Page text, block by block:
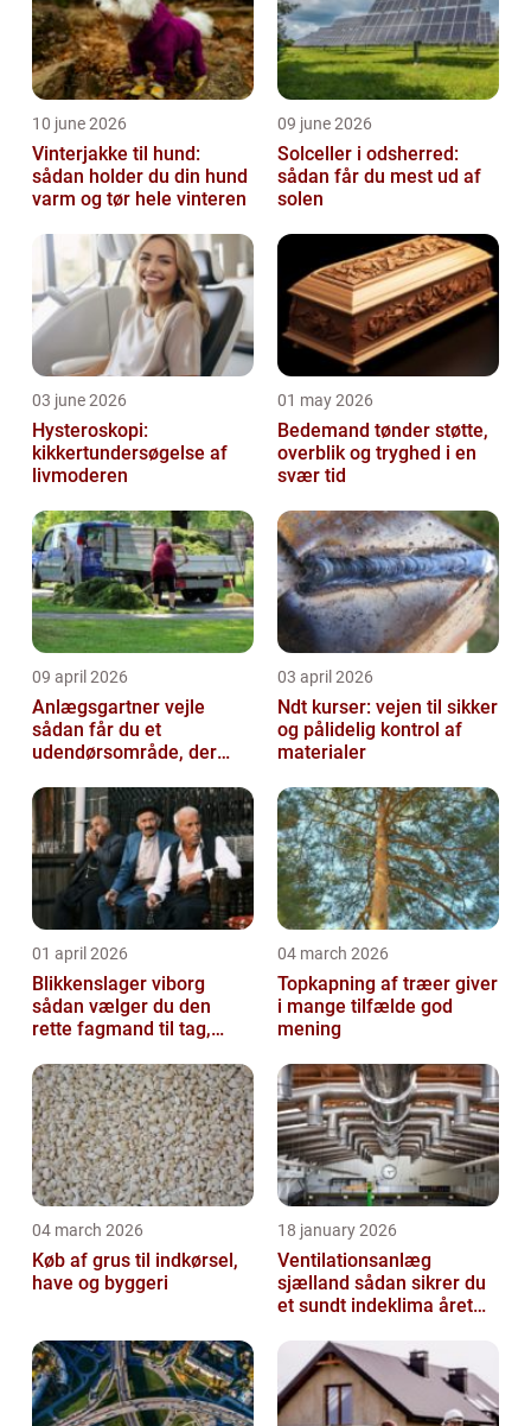
10 june 2026
Vinterjakke til hund:
sådan holder du din hund
varm og tør hele vinteren
09 june 2026
Solceller i odsherred:
sådan får du mest ud af
solen
03 june 2026
Hysteroskopi:
kikkertundersøgelse af
livmoderen
01 may 2026
Bedemand tønder støtte,
overblik og tryghed i en
svær tid
09 april 2026
Anlægsgartner vejle
sådan får du et
udendørsområde, der
03 april 2026
Ndt kurser: vejen til sikker
og pålidelig kontrol af
materialer
01 april 2026
Blikkenslager viborg
sådan vælger du den
rette fagmand til tag,
04 march 2026
Topkapning af træer giver
i mange tilfælde god
mening
04 march 2026
Køb af grus til indkørsel,
have og byggeri
18 january 2026
Ventilationsanlæg
sjælland sådan sikrer du
et sundt indeklima året